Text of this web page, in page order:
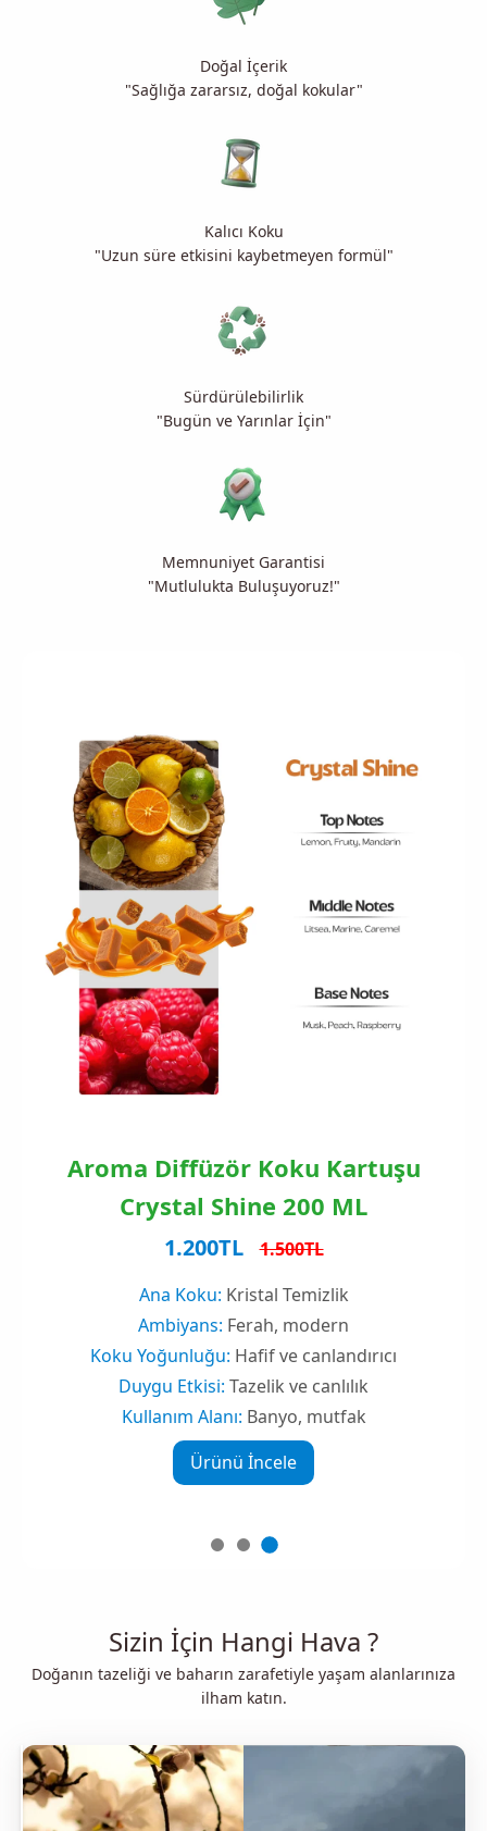
Doğal İçerik
"Sağlığa zararsız, doğal kokular"
Kalıcı Koku
"Uzun süre etkisini kaybetmeyen formül"
Sürdürülebilirlik
"Bugün ve Yarınlar İçin"
Memnuniyet Garantisi
"Mutlulukta Buluşuyoruz!"
Aroma Diffüzör Koku Kartuşu
Crystal Shine 200 ML
1.200TL
1.500TL
Ana Koku: Kristal Temizlik
Ambiyans: Ferah, modern
Koku Yoğunluğu: Hafif ve canlandırıcı
Duygu Etkisi: Tazelik ve canlılık
Kullanım Alanı: Banyo, mutfak
Ürünü İncele
Sizin İçin Hangi Hava ?
Doğanın tazeliği ve baharın zarafetiyle yaşam alanlarınıza
ilham katın.